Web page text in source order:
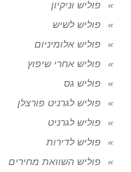
פוליש וניקיון
פוליש לשיש
פוליש אלומיניום
פוליש אחרי שיפוץ
פוליש גס
פוליש לגרניט פורצלן
פוליש לגרניט
פוליש לדירות
פוליש השוואת מחירים